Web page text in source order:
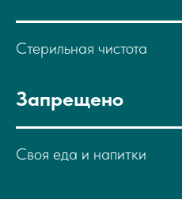
Стерильная чистота
Запрещено
Своя еда и напитки